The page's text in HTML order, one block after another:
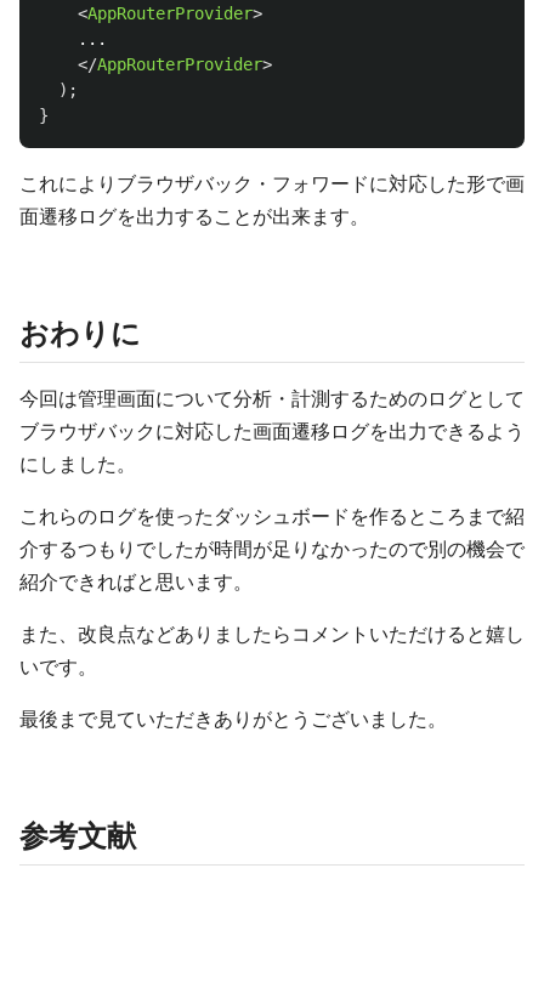
<AppRouterProvider>
    ...
</AppRouterProvider>
);
}
これによりブラウザバック・フォワードに対応した形で画
面遷移ログを出力することが出来ます。
おわりに
今回は管理画面について分析・計測するためのログとして
ブラウザバックに対応した画面遷移ログを出力できるよう
にしました。
これらのログを使ったダッシュボードを作るところまで紹
介するつもりでしたが時間が足りなかったので別の機会で
紹介できればと思います。
また、改良点などありましたらコメントいただけると嬉し
いです。
最後まで見ていただきありがとうございました。
参考文献